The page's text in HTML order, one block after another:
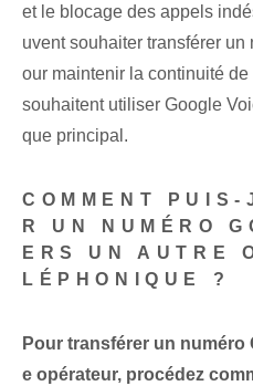
et le blocage des appels
uvent souhaiter transférer
our maintenir la continuité
souhaitent utiliser Google
que principal.
COMMENT PUIS-
R UN NUMÉRO
ERS UN AUTRE
LÉPHONIQUE ?
Pour transférer un numéro
e opérateur, procédez